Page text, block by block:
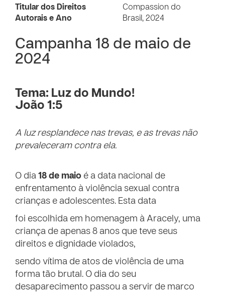
Titular dos Direitos
Autorais e Ano
Compassion do
Brasil, 2024
Campanha 18 de maio de
2024
Tema: Luz do Mundo!
João 1:5
A luz resplandece nas trevas, e as trevas não
prevaleceram contra ela.
O dia 18 de maio é a data nacional de
enfrentamento à violência sexual contra
crianças e adolescentes. Esta data
foi escolhida em homenagem à Aracely, uma
criança de apenas 8 anos que teve seus
direitos e dignidade violados,
sendo vítima de atos de violência de uma
forma tão brutal. O dia do seu
desaparecimento passou a servir de marco